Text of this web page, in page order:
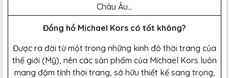
Châu Âu…
Đồng hồ Michael Kors có tốt không?
Được ra đời từ một trong những kinh đô thời trang của
thế giới (Mỹ), nên các sản phẩm của Michael Kors luôn
mang đậm tính thời trang, sở hữu thiết kế sang trọng,